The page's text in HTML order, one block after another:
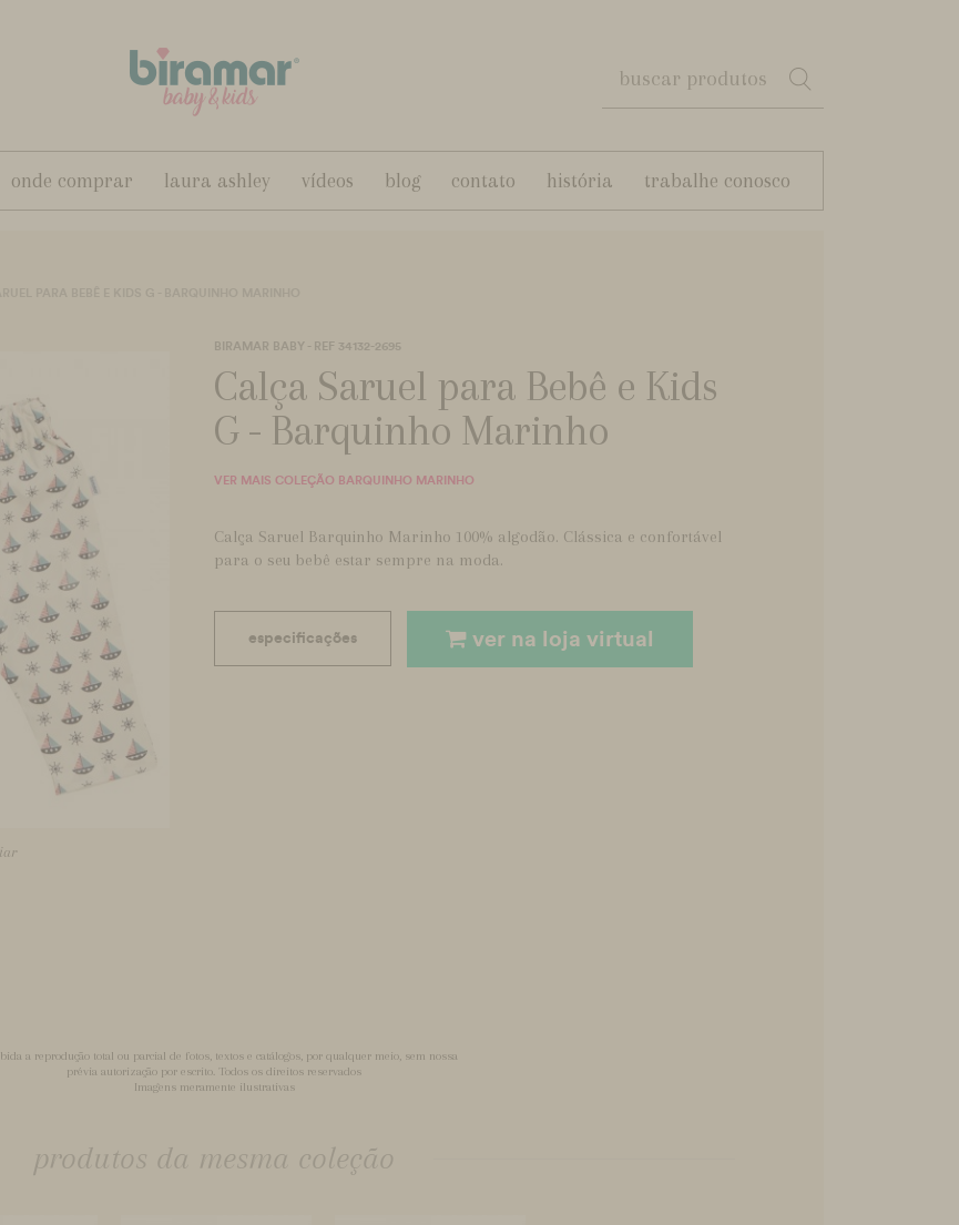
onde comprar laura ashley vídeos blog contato história trabalhe conosco
BIRAMAR BABY - REF 34132-2695
Calça Saruel para Bebê e Kids
G - Barquinho Marinho
VER MAIS COLEÇÃO BARQUINHO MARINHO
Calça Saruel Barquinho Marinho 100% algodão. Clássica e confortável
para o seu bebê estar sempre na moda.
especificações ver na loja virtual
a reprodução total ou parcial de fotos, textos e catálogos, por qualquer meio, sem nossa
prévia autorização por escrito. Todos os direitos reservados
Imagens meramente ilustrativas
produtos da mesma coleção